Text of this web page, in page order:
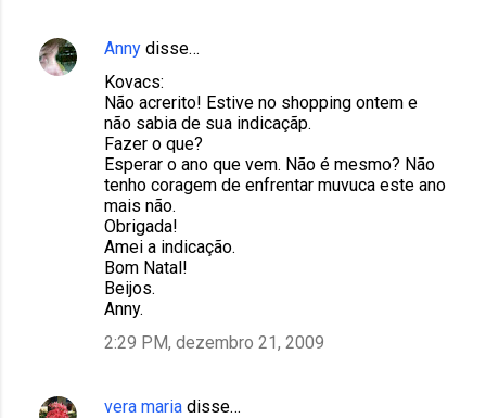
Anny disse…
Kovacs:
Não acrerito! Estive no shopping ontem e
não sabia de sua indicaçãp.
Fazer o que?
Esperar o ano que vem. Não é mesmo? Não
tenho coragem de enfrentar muvuca este ano
mais não.
Obrigada!
Amei a indicação.
Bom Natal!
Beijos.
Anny.
2:29 PM, dezembro 21, 2009
vera maria disse…